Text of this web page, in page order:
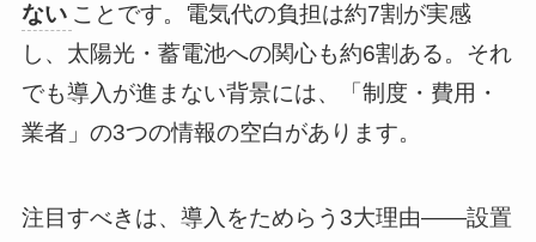
ない ことです。電気代の負担は約7割が実感
し、太陽光・蓄電池への関心も約6割ある。それ
でも導入が進まない背景には、「制度・費用・
業者」の3つの情報の空白があります。
注目すべきは、導入をためらう3大理由——設置